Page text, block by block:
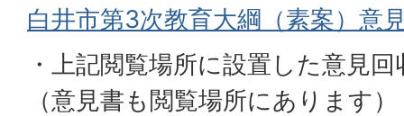
白井市第3次教育大綱（素案）意
・上記閲覧場所に設置した意見
（意見書も閲覧場所にあります）